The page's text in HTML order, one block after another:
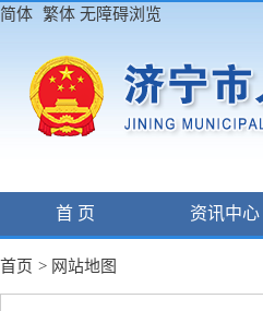
简体 繁体 无障碍浏览
首 页 资讯中心
首页 > 网站地图